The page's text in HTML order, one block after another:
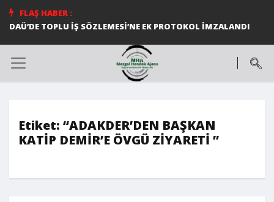
FLAŞ HABER :
DAÜ’DE TOPLU İŞ SÖZLEMESİ’NE EK PROTOKOL İMZALANDI
Etiket: “ADAKDER’DEN BAŞKAN
KATİP DEMİR’E ÖVGÜ ZİYARETİ ”